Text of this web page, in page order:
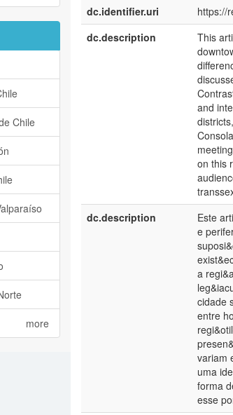
dc.identifier.uri
https://
dc.description
This
and
on this
dc.description
Este
e
a
cidade
entre
variam
uma
forma
esse
Chile
more